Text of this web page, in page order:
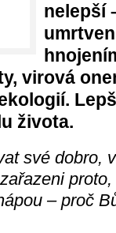
nelepší
virová
života.
své dobro,
– proč